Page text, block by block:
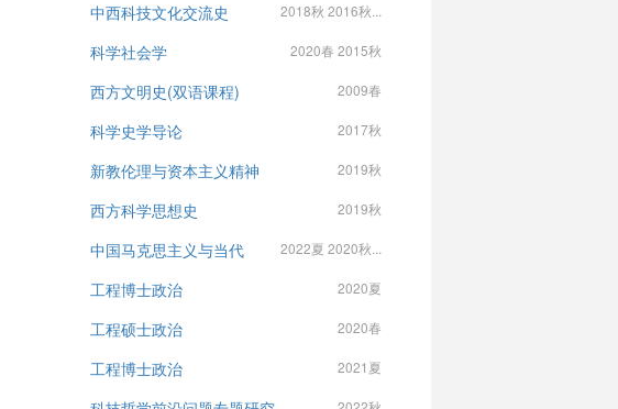
中西科技文化交流史 2018秋 2016秋...
科学社会学 2020春 2015秋
西方文明史(双语课程) 2009春
科学史学导论 2017秋
新教伦理与资本主义精神 2019秋
西方科学思想史 2019秋
中国马克思主义与当代 2022夏 2020秋...
工程博士政治 2020夏
工程硕士政治 2020春
工程博士政治 2021夏